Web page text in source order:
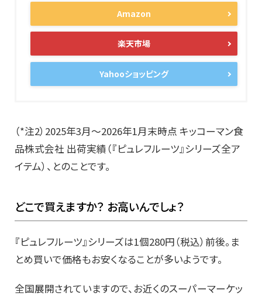
Amazon
楽天市場
Yahooショッピング
（*注2）2025年3月～2026年1月末時点 キッコーマン食
品株式会社 出荷実績（『ピュレフルーツ』シリーズ全ア
イテム）、とのことです。
どこで買えますか？ お高いんでしょ？
『ピュレフルーツ』シリーズは1個280円（税込）前後。ま
とめ買いで価格もお安くなることが多いようです。
全国展開されていますので、お近くのスーパーマーケッ